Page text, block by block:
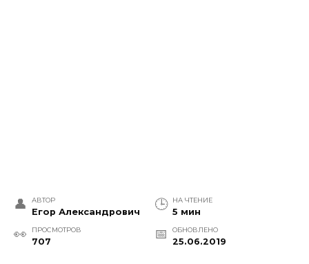
АВТОР
Егор Александрович
НА ЧТЕНИЕ
5 мин
ПРОСМОТРОВ
707
ОБНОВЛЕНО
25.06.2019